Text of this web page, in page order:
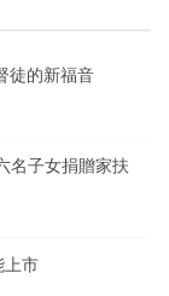
徒的新福音
名子女捐贈家扶
市